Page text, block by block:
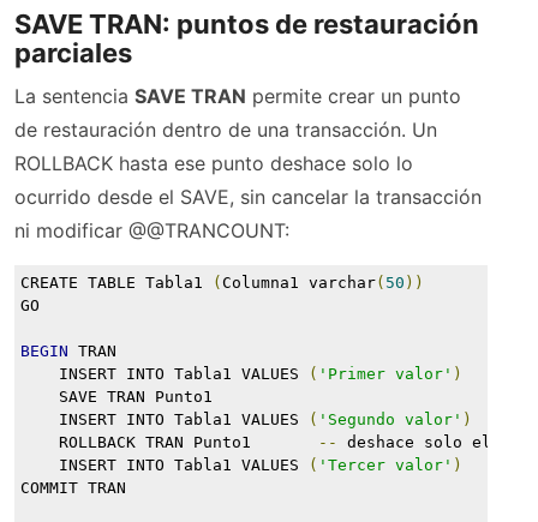
SAVE TRAN: puntos de restauración
parciales
La sentencia SAVE TRAN permite crear un punto
de restauración dentro de una transacción. Un
ROLLBACK hasta ese punto deshace solo lo
ocurrido desde el SAVE, sin cancelar la transacción
ni modificar @@TRANCOUNT:
CREATE TABLE Tabla1 (Columna1 varchar( 50 ))
GO
BEGIN TRAN
INSERT INTO Tabla1 VALUES
( 'Primer valor' )
SAVE TRAN Punto1
INSERT INTO Tabla1 VALUES
( 'Segundo valor' )
ROLLBACK TRAN Punto1
--
deshace solo el
INSERT INTO Tabla1 VALUES
( 'Tercer valor' )
COMMIT TRAN